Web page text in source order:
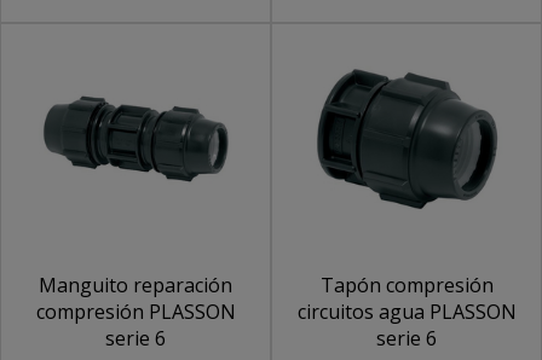
Manguito reparación
compresión PLASSON
serie 6
Tapón compresión
circuitos agua PLASSON
serie 6